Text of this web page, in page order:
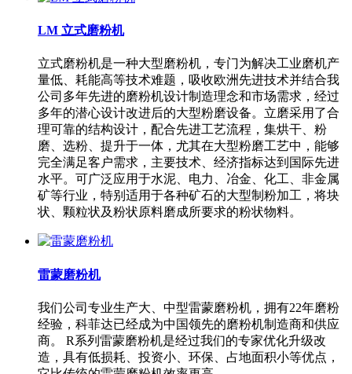
LM 立式磨粉机
立式磨粉机是一种大型磨粉机，专门为解决工业磨机产
量低、耗能高等技术难题，吸收欧洲先进技术并结合我
公司多年先进的磨粉机设计制造理念和市场需求，经过
多年的潜心设计改进后的大型粉磨设备。立磨采用了合
理可靠的结构设计，配合先进工艺流程，集烘干、粉
磨、选粉、提升于一体，尤其在大型粉磨工艺中，能够
完全满足客户需求，主要技术、经济指标达到国际先进
水平。可广泛应用于水泥、电力、冶金、化工、非金属
矿等行业，特别适用于各种矿石的大型制粉加工，将块
状、颗粒状及粉状原料磨成所要求的粉状物料。
雷蒙磨粉机
我们公司专业生产大、中型雷蒙磨粉机，拥有22年磨粉
经验，科菲达已经成为中国领先的磨粉机制造商和供应
商。 R系列雷蒙磨粉机是经过我们的专家优化升级改
造，具有低损耗、投资小、环保、占地面积小等优点，